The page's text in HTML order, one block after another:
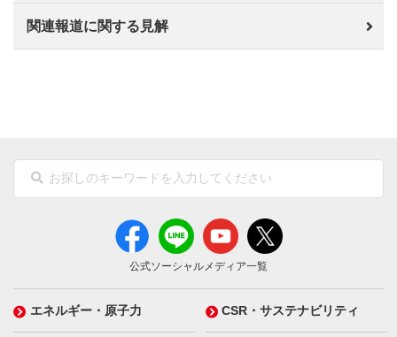
関連報道に関する見解
公式ソーシャルメディア一覧
エネルギー・原子力 CSR・サステナビリティ